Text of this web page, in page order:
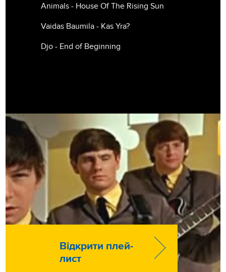
Animals - House Of The Rising Sun
Vaidas Baumila - Kas Yra?
Djo - End of Beginning
Відкрити плей-
лист